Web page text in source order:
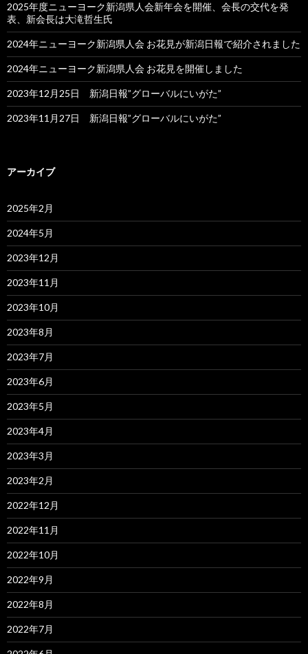
2025年度ニューヨーク新潟県人会新年会を開催、会長の交代を発
表、新会長は大滝哲生氏
2024年ニューヨーク新潟県人会 お花見が新潟日報で紹介されました
2024年ニューヨーク新潟県人会 お花見を開催しました
2023年12月25日 新潟日報”グローバルにいがた”
2023年11月27日 新潟日報”グローバルにいがた”
アーカイブ
2025年2月
2024年5月
2023年12月
2023年11月
2023年10月
2023年8月
2023年7月
2023年6月
2023年5月
2023年4月
2023年3月
2023年2月
2022年12月
2022年11月
2022年10月
2022年9月
2022年8月
2022年7月